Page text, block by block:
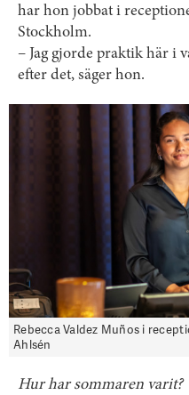
har hon jobbat i
Stockholm.
– Jag gjorde praktik här i
efter det, säger hon.
Rebecca Valdez Muños i
Ahlsén
Hur har sommaren varit?